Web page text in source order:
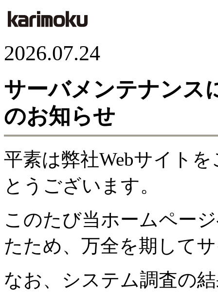
2026.07.24
サーバメンテナンス
のお知らせ
平素は弊社Webサイト
とうございます。
このたび当ホームペー
たため、万全を期して
なお、システム調査の